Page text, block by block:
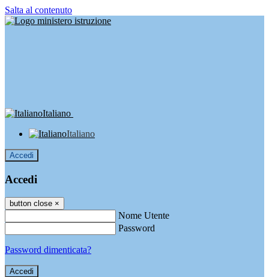
Salta al contenuto
Italiano
Italiano
Accedi
Accedi
button close ×
Nome Utente
Password
Password dimenticata?